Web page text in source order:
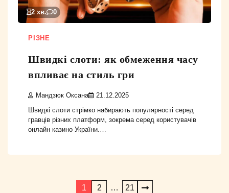
2 хв. 0
РІЗНЕ
Швидкі слоти: як обмеження часу
впливає на стиль гри
Мандзюк Оксана 21.12.2025
Швидкі слоти стрімко набирають популярності серед
гравців різних платформ, зокрема серед користувачів
онлайн казино України.…
1 2 … 21